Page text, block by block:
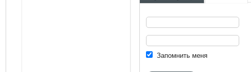
Запомнить меня